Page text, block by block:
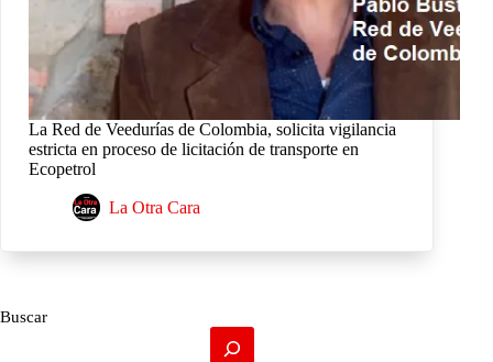
La Red de Veedurías de Colombia, solicita vigilancia
estricta en proceso de licitación de transporte en
Ecopetrol
La Otra Cara
Buscar